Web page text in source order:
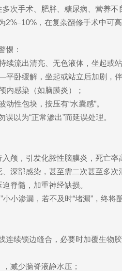
次手术、肥胖、糖尿病、营养不
，在复杂翻修手术中可高
惕：
续流出清亮、无色液体，坐起或
卧缓解，坐起或站立后加剧，
内感染（如脑膜炎）；
性包块，按压有“水囊感”。
以为“正常渗出”而延误处理。
颅，引发化脓性脑膜炎，死亡率
深部感染，甚至需二次甚至多次
脊髓，加重神经缺损。
小渗漏，若不及时“堵漏”，终将
连续锁边缝合，必要时加覆生物
减少脑脊液静水压；